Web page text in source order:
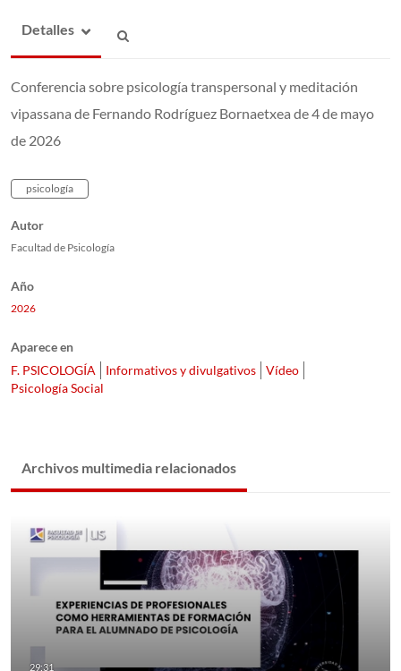
Detalles
Conferencia sobre psicología transpersonal y meditación
vipassana de Fernando Rodríguez Bornaetxea de 4 de mayo
de 2026
psicología
Autor
Facultad de Psicología
Año
2026
Aparece en
F. PSICOLOGÍA
Informativos y divulgativos
Vídeo
Psicología Social
Archivos multimedia relacionados